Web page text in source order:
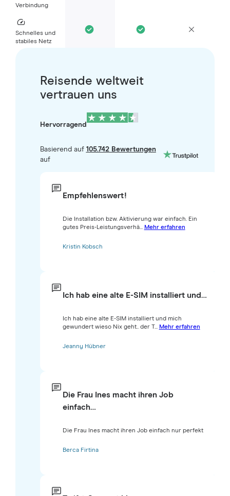
Verbindung
Schnelles und
stabiles Netz
Reisende weltweit
vertrauen uns
Hervorragend
Basierend auf 105.742 Bewertungen
auf
Empfehlenswert!
Die Installation bzw. Aktivierung war einfach. Ein
gutes Preis-Leistungsverhä... Mehr erfahren
Kristin Kobsch
Ich hab eine alte E-SIM installiert und…
Ich hab eine alte E-SIM installiert und mich
gewundert wieso Nix geht.. der T... Mehr erfahren
Jeanny Hübner
Die Frau Ines macht ihren Job
einfach…
Die Frau Ines macht ihren Job einfach nur perfekt
Berca Firtina